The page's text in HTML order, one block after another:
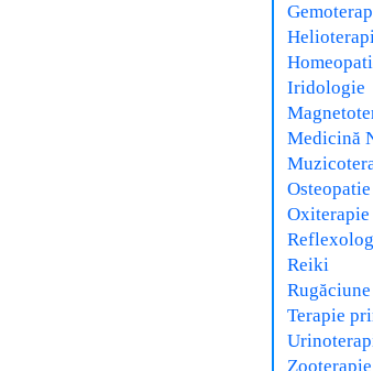
Iridologie
Medicină
Osteopatie
Oxiterapie
Reiki
Rugăciune
Terapie
Zooterapie